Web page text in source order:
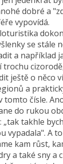
dobré a
vypovídá.
se stále
a například
trochu
ještě o něco
a
čísle.
do rukou
„tak takhle
vypadala". A
kam růst,
a také sny a